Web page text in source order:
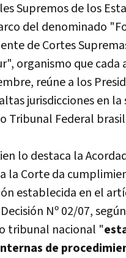
Supremos de los
del denominado
de Cortes
organismo que cada
reúne a los
jurisdicciones en la
Tribunal Federal
lo destaca la
la Corte da
establecida en el
Nº 02/07,
tribunal nacional "
de